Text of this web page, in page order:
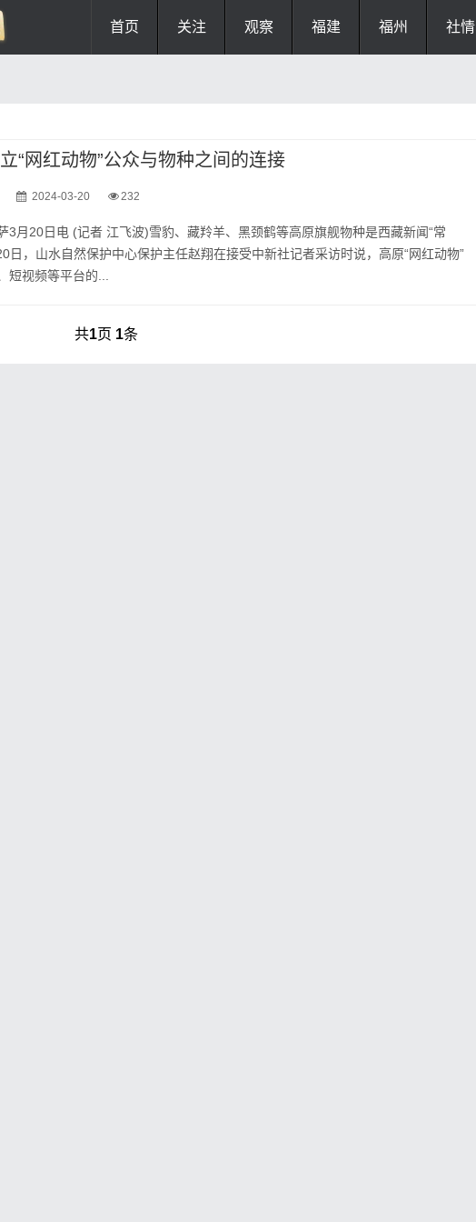
首页 关注 观察 福建 福州 社情
“网红动物”公众与物种之间的连接
2024-03-20 232
3月20日电 (记者 江飞波)雪豹、藏羚羊、黑颈鹤等高原旗舰物种是西藏新闻“常
日，山水自然保护中心保护主任赵翔在接受中新社记者采访时说，高原“网红动物”
短视频等平台的...
共1页 1条